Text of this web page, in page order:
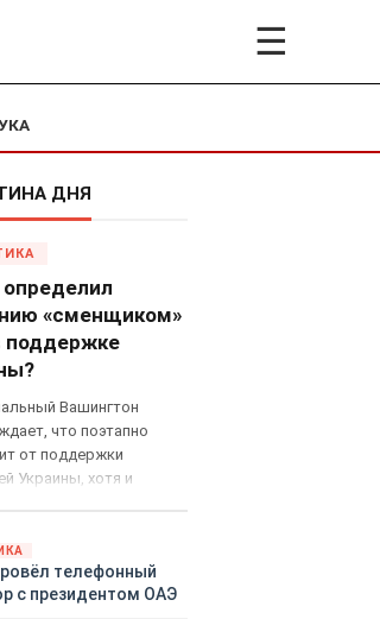
☰
ДНЯ
«сменщиком»
Вашингтон
что поэтапно
от поддержки
Украины, хотя и
ранее оружие.
скидывает на
телефонный
с президентом ОАЭ